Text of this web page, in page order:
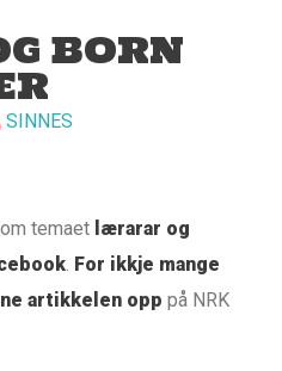
BORN
SINNES
temaet lærarar og
For ikkje mange
artikkelen opp på NRK